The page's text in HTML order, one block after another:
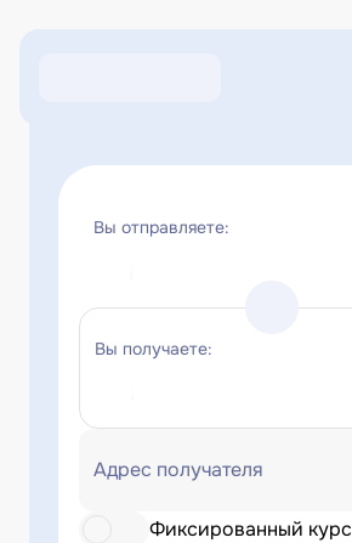
Вы отправляете:
Вы получаете:
Адрес получателя
Фиксированный курс